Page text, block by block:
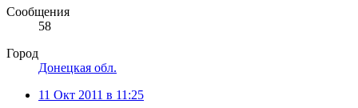
Сообщения
58
Город
Донецкая обл.
11 Окт 2011 в 11:25